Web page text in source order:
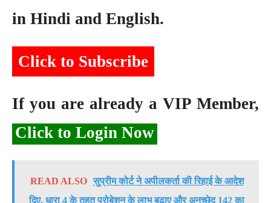
in Hindi and English.
Click to Subscribe
If you are already a VIP Member,
Click to Login Now
READ ALSO सुप्रीम कोर्ट ने अपीलकर्ता की रिहाई के आदेश
दिए, धारा 4 के तहत प्रोबेशन के लाभ बढ़ाए और अनुच्छेद 142 का